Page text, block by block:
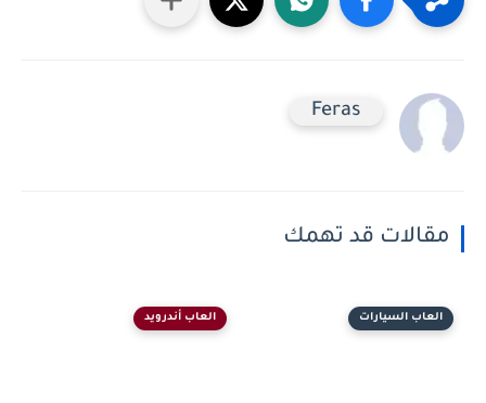
Feras
مقالات قد تهمك
العاب السيارات العاب أندرويد